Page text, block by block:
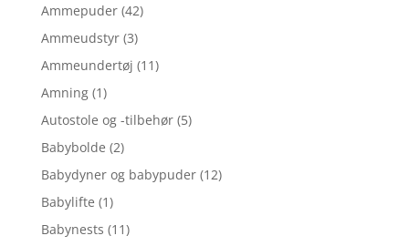
Ammepuder (42)
Ammeudstyr (3)
Ammeundertøj (11)
Amning (1)
Autostole og -tilbehør (5)
Babybolde (2)
Babydyner og babypuder (12)
Babylifte (1)
Babynests (11)